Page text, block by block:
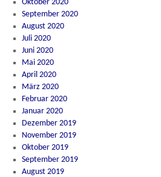
Oktober 2020
September 2020
August 2020
Juli 2020
Juni 2020
Mai 2020
April 2020
März 2020
Februar 2020
Januar 2020
Dezember 2019
November 2019
Oktober 2019
September 2019
August 2019